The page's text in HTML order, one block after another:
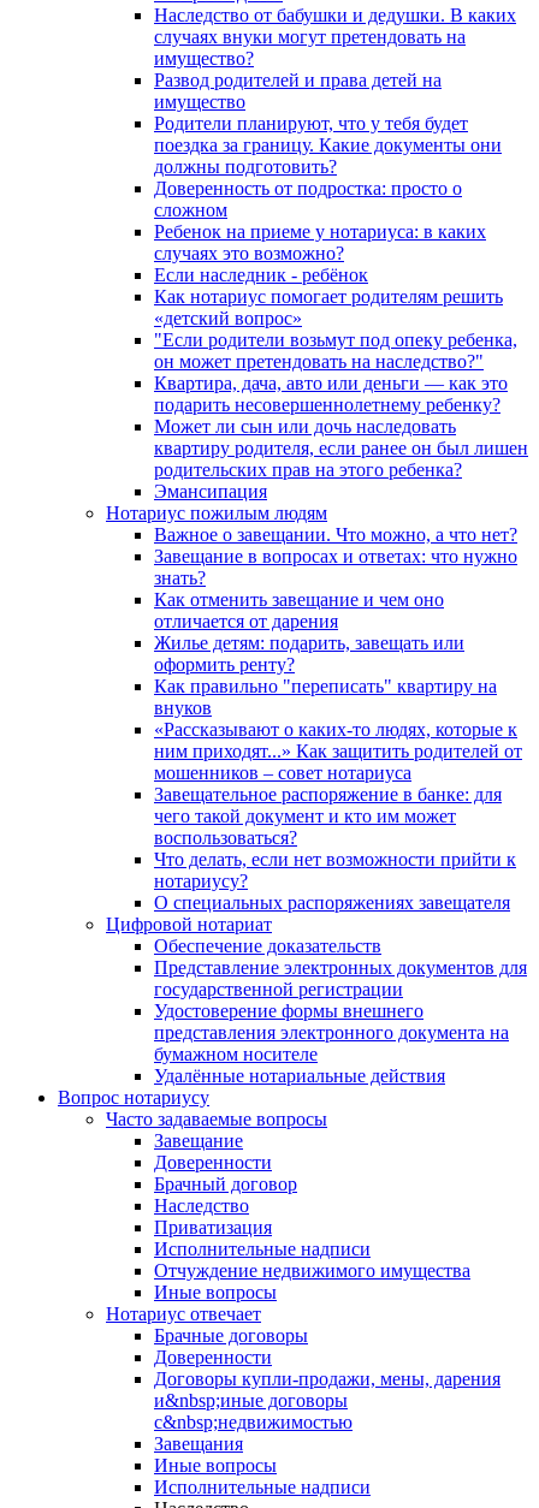
Наследство от бабушки и дедушки. В каких
случаях внуки могут претендовать на
имущество?
Развод родителей и права детей на
имущество
Родители планируют, что у тебя будет
поездка за границу. Какие документы они
должны подготовить?
Доверенность от подростка: просто о
сложном
Ребенок на приеме у нотариуса: в каких
случаях это возможно?
Если наследник - ребёнок
Как нотариус помогает родителям решить
«детский вопрос»
"Если родители возьмут под опеку ребенка,
он может претендовать на наследство?"
Квартира, дача, авто или деньги — как это
подарить несовершеннолетнему ребенку?
Может ли сын или дочь наследовать
квартиру родителя, если ранее он был лишен
родительских прав на этого ребенка?
Эмансипация
Нотариус пожилым людям
Важное о завещании. Что можно, а что нет?
Завещание в вопросах и ответах: что нужно
знать?
Как отменить завещание и чем оно
отличается от дарения
Жилье детям: подарить, завещать или
оформить ренту?
Как правильно "переписать" квартиру на
внуков
«Рассказывают о каких-то людях, которые к
ним приходят...» Как защитить родителей от
мошенников – совет нотариуса
Завещательное распоряжение в банке: для
чего такой документ и кто им может
воспользоваться?
Что делать, если нет возможности прийти к
нотариусу?
О специальных распоряжениях завещателя
Цифровой нотариат
Обеспечение доказательств
Представление электронных документов для
государственной регистрации
Удостоверение формы внешнего
представления электронного документа на
бумажном носителе
Удалённые нотариальные действия
Вопрос нотариусу
Часто задаваемые вопросы
Завещание
Доверенности
Брачный договор
Наследство
Приватизация
Исполнительные надписи
Отчуждение недвижимого имущества
Иные вопросы
Нотариус отвечает
Брачные договоры
Доверенности
Договоры купли-продажи, мены, дарения
и&nbsp;иные договоры
с&nbsp;недвижимостью
Завещания
Иные вопросы
Исполнительные надписи